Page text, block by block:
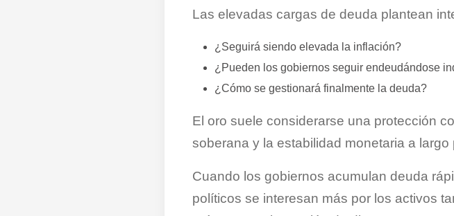
Las elevadas cargas de deuda plantean
¿Seguirá siendo elevada la inflación?
¿Pueden los gobiernos seguir endeudándose
¿Cómo se gestionará finalmente la deuda?
El oro suele considerarse una protección
soberana y la estabilidad monetaria a largo
Cuando los gobiernos acumulan deuda
políticos se interesan más por los activos